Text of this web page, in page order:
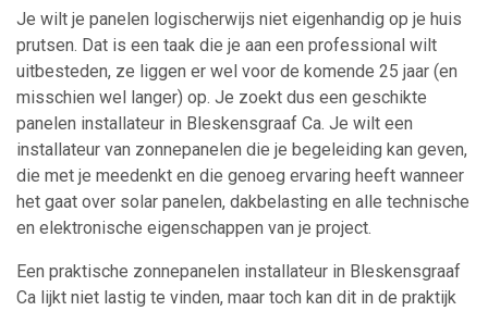
Je wilt je panelen logischerwijs niet eigenhandig op je huis
prutsen. Dat is een taak die je aan een professional wilt
uitbesteden, ze liggen er wel voor de komende 25 jaar (en
misschien wel langer) op. Je zoekt dus een geschikte
panelen installateur in Bleskensgraaf Ca. Je wilt een
installateur van zonnepanelen die je begeleiding kan geven,
die met je meedenkt en die genoeg ervaring heeft wanneer
het gaat over solar panelen, dakbelasting en alle technische
en elektronische eigenschappen van je project.
Een praktische zonnepanelen installateur in Bleskensgraaf
Ca lijkt niet lastig te vinden, maar toch kan dit in de praktijk